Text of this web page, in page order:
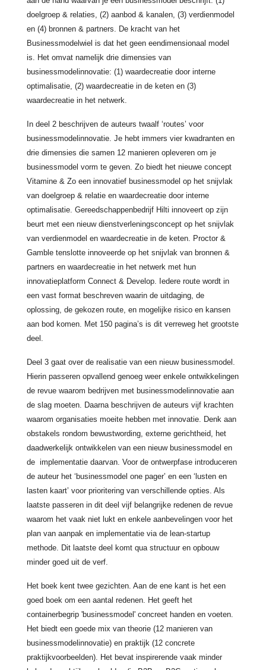
doelgroep & relaties, (2) aanbod & kanalen, (3) verdienmodel
en (4) bronnen & partners. De kracht van het
Businessmodelwiel is dat het geen eendimensionaal model
is. Het omvat namelijk drie dimensies van
businessmodelinnovatie: (1) waardecreatie door interne
optimalisatie, (2) waardecreatie in de keten en (3)
waardecreatie in het netwerk.
In deel 2 beschrijven de auteurs twaalf ‘routes’ voor
businessmodelinnovatie. Je hebt immers vier kwadranten en
drie dimensies die samen 12 manieren opleveren om je
businessmodel vorm te geven. Zo biedt het nieuwe concept
Vitamine & Zo een innovatief businessmodel op het snijvlak
van doelgroep & relatie en waardecreatie door interne
optimalisatie. Gereedschappenbedrijf Hilti innoveert op zijn
beurt met een nieuw dienstverleningsconcept op het snijvlak
van verdienmodel en waardecreatie in de keten. Proctor &
Gamble tenslotte innoveerde op het snijvlak van bronnen &
partners en waardecreatie in het netwerk met hun
innovatieplatform Connect & Develop. Iedere route wordt in
een vast format beschreven waarin de uitdaging, de
oplossing, de gekozen route, en mogelijke risico en kansen
aan bod komen. Met 150 pagina’s is dit verreweg het grootste
deel.
Deel 3 gaat over de realisatie van een nieuw businessmodel.
Hierin passeren opvallend genoeg weer enkele ontwikkelingen
de revue waarom bedrijven met businessmodelinnovatie aan
de slag moeten. Daarna beschrijven de auteurs vijf krachten
waarom organisaties moeite hebben met innovatie. Denk aan
obstakels rondom bewustwording, externe gerichtheid, het
daadwerkelijk ontwikkelen van een nieuw businessmodel en
de implementatie daarvan. Voor de ontwerpfase introduceren
de auteur het ‘businessmodel one pager’ en een ‘lusten en
lasten kaart’ voor prioritering van verschillende opties. Als
laatste passeren in dit deel vijf belangrijke redenen de revue
waarom het vaak niet lukt en enkele aanbevelingen voor het
plan van aanpak en implementatie via de lean-startup
methode. Dit laatste deel komt qua structuur en opbouw
minder goed uit de verf.
Het boek kent twee gezichten. Aan de ene kant is het een
goed boek om een aantal redenen. Het geeft het
containerbegrip 'businessmodel' concreet handen en voeten.
Het biedt een goede mix van theorie (12 manieren van
businessmodelinnovatie) en praktijk (12 concrete
praktijkvoorbeelden). Het bevat inspirerende vaak minder